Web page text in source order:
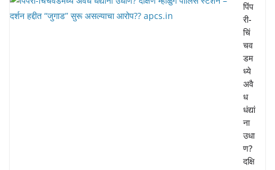
पिंप
री-
चिं
चव
डम
ध्ये
अवै
ध
धंद्यां
ना
उधा
ण?
दक्षि